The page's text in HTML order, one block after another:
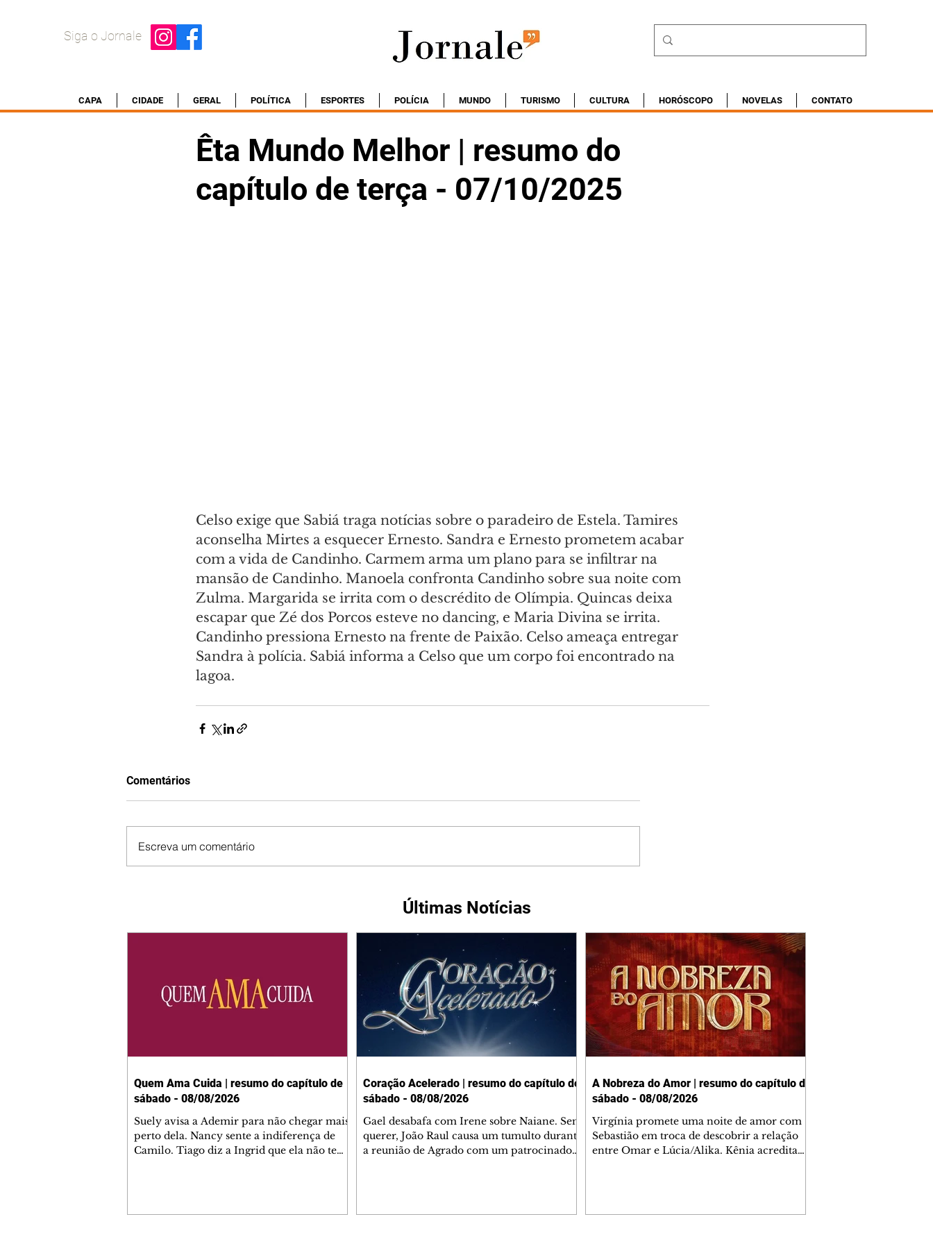
Siga o Jornale
CAPA CIDADE GERAL POLÍTICA ESPORTES POLÍCIA MUNDO TURISMO CULTURA HORÓSCOPO NOVELAS CONTATO
Êta Mundo Melhor | resumo do
capítulo de terça - 07/10/2025
Celso exige que Sabiá traga notícias sobre o paradeiro de Estela. Tamires
aconselha Mirtes a esquecer Ernesto. Sandra e Ernesto prometem acabar
com a vida de Candinho. Carmem arma um plano para se infiltrar na
mansão de Candinho. Manoela confronta Candinho sobre sua noite com
Zulma. Margarida se irrita com o descrédito de Olímpia. Quincas deixa
escapar que Zé dos Porcos esteve no dancing, e Maria Divina se irrita.
Candinho pressiona Ernesto na frente de Paixão. Celso ameaça entregar
Sandra à polícia. Sabiá informa a Celso que um corpo foi encontrado na
lagoa.
Comentários
Escreva um comentário
Últimas Notícias
Quem Ama Cuida | resumo do capítulo de
sábado - 08/08/2026
Suely avisa a Ademir para não chegar mais
perto dela. Nancy sente a indiferença de
Camilo. Tiago diz a Ingrid que ela não tem
Coração Acelerado | resumo do capítulo de
sábado - 08/08/2026
Gael desabafa com Irene sobre Naiane. Sem
querer, João Raul causa um tumulto durante
a reunião de Agrado com um patrocinador.
A Nobreza do Amor | resumo do capítulo de
sábado - 08/08/2026
Virgínia promete uma noite de amor com
Sebastião em troca de descobrir a relação
entre Omar e Lúcia/Alika. Kênia acredita